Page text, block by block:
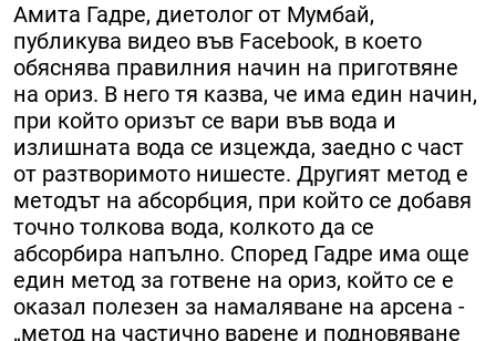
Амита Гадре, диетолог от Мумбай,
публикува видео във Facebook, в което
обяснява правилния начин на приготвяне
на ориз. В него тя казва, че има един начин,
при който оризът се вари във вода и
излишната вода се изцежда, заедно с част
от разтворимото нишесте. Другият метод е
методът на абсорбция, при който се добавя
точно толкова вода, колкото да се
абсорбира напълно. Според Гадре има още
един метод за готвене на ориз, който се е
оказал полезен за намаляване на арсена -
„метод на частично варене и подновяване